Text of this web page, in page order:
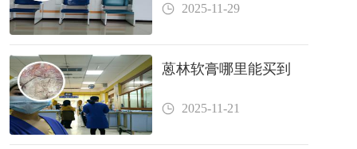
2025-11-29
蒽林软膏哪里能买到
2025-11-21